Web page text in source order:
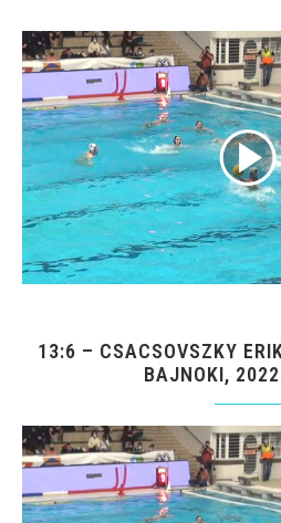
13:6 – CSACSOVSZKY
BAJNOKI,